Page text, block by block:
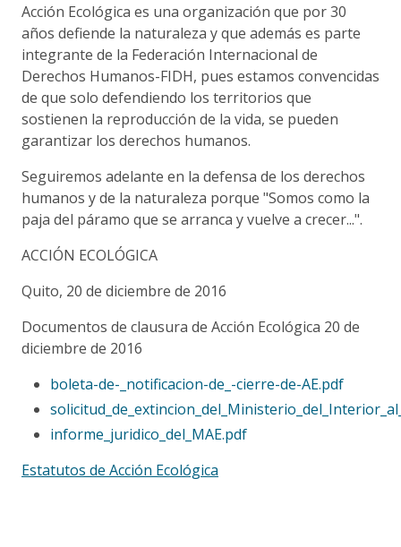
Acción Ecológica es una organización que por 30
años defiende la naturaleza y que además es parte
integrante de la Federación Internacional de
Derechos Humanos-FIDH, pues estamos convencidas
de que solo defendiendo los territorios que
sostienen la reproducción de la vida, se pueden
garantizar los derechos humanos.
Seguiremos adelante en la defensa de los derechos
humanos y de la naturaleza porque "Somos como la
paja del páramo que se arranca y vuelve a crecer...".
ACCIÓN ECOLÓGICA
Quito, 20 de diciembre de 2016
Documentos de clausura de Acción Ecológica 20 de
diciembre de 2016
boleta-de-_notificacion-de_-cierre-de-AE.pdf
informe_juridico_del_MAE.pdf
Estatutos de Acción Ecológica